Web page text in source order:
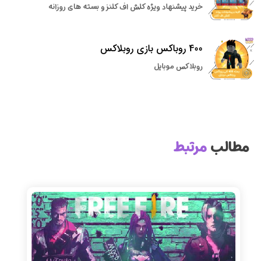
خرید پیشنهاد ویژه کلش اف کلنز و بسته های روزانه
400 روباکس بازی روبلاکس
روبلاکس موبایل
مطالبمرتبط